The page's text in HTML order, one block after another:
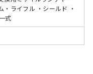
・ライフル ・シールド ・
式